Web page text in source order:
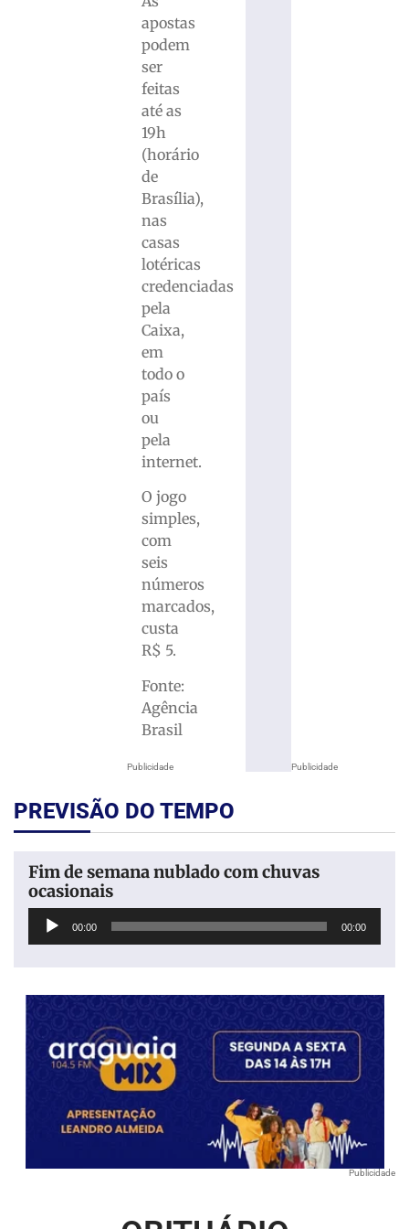
Publicidade
apostas
podem
ser
feitas
até as
19h
(horário
de
Brasília),
nas
casas
lotéricas
credenciadas
pela
Caixa,
em
todo o
país
ou
pela
internet.
O jogo
simples,
com
seis
números
marcados,
custa
R$ 5.
Fonte:
Agência
Brasil
Publicidade
PREVISÃO DO TEMPO
Fim de semana nublado com chuvas
ocasionais
Tocador
00:00 00:00
Publicidade